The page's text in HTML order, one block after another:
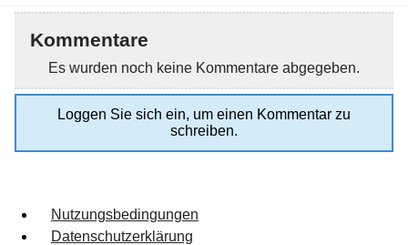
Kommentare
Es wurden noch keine Kommentare abgegeben.
Loggen Sie sich ein, um einen Kommentar zu
schreiben.
Nutzungsbedingungen
Datenschutzerklärung